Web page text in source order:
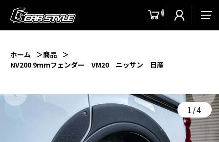
0
ホーム
商品
NV200 9ｍｍフェンダー VM20 ニッサン 日産
1/4